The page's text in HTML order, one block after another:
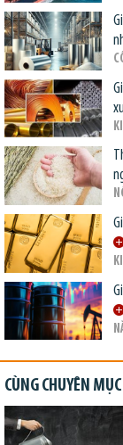
CÙNG CHUYÊN MỤC